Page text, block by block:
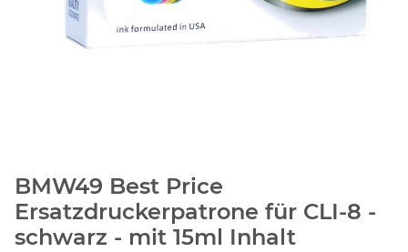
BMW49 Best Price
Ersatzdruckerpatrone für CLI-8 -
schwarz - mit 15ml Inhalt